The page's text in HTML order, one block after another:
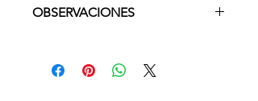
OBSERVACIONES
de pulsera, puedes ponerte en
contacto con nosotros/as una vez